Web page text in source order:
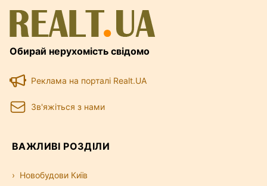
Обирай нерухомість свідомо
Реклама на порталі Realt.UA
Зв'яжіться з нами
ВАЖЛИВІ РОЗДІЛИ
Новобудови Київ